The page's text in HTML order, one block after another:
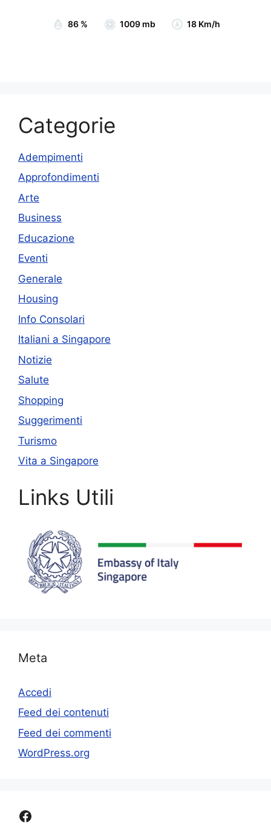
86 % 1009 mb 18 Km/h
Categorie
Adempimenti
Approfondimenti
Arte
Business
Educazione
Eventi
Generale
Housing
Info Consolari
Italiani a Singapore
Notizie
Salute
Shopping
Suggerimenti
Turismo
Vita a Singapore
Links Utili
Meta
Accedi
Feed dei contenuti
Feed dei commenti
WordPress.org
Facebook